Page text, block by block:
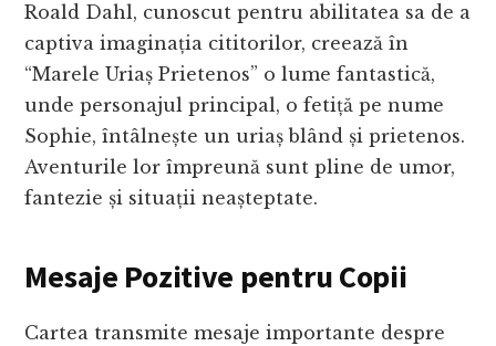
Roald Dahl, cunoscut pentru abilitatea sa de a
captiva imaginația cititorilor, creează în
“Marele Uriaș Prietenos” o lume fantastică,
unde personajul principal, o fetiță pe nume
Sophie, întâlnește un uriaș blând și prietenos.
Aventurile lor împreună sunt pline de umor,
fantezie și situații neașteptate.
Mesaje Pozitive pentru Copii
Cartea transmite mesaje importante despre